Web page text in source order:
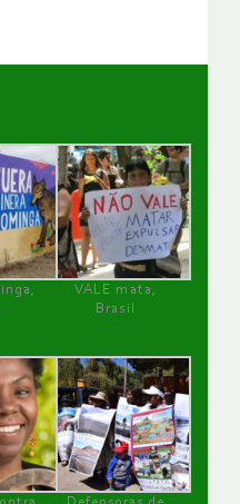
VALE mata,
Brasil